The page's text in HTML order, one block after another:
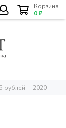
Корзина
0 ₽
5 рублей 2020